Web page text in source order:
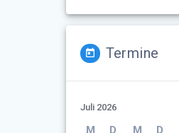
Termine
Juli 2026
M D M D